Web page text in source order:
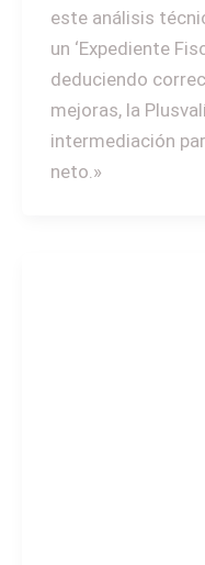
este análisis
un ‘Expediente
deduciendo
mejoras, la
intermediación
neto.»